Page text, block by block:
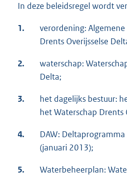
In deze beleidsregel wordt
1.
verordening:
Drents Overijsselse
2.
waterschap:
Delta;
3.
het dagelijks bestuur:
het Waterschap Drents
4.
DAW:
(januari 2013);
5.
Waterbeheerplan: